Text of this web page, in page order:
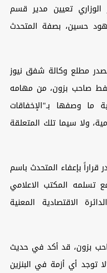
تعيين مدير قسم
حسين، بصفة المتحدث
مطلع وكالة شفق نيوز
صاحب بزون، من مهامه
ما وصفها بـ"الإخفاقات
ولا سيما تلك المتعلقة
بإعفاء المتحدث باسم
تسلمه المكتب الاعلامي
الاقتصادية المعنية
بزون، قد أكد في حديث
توجد أي أزمة في البنزين